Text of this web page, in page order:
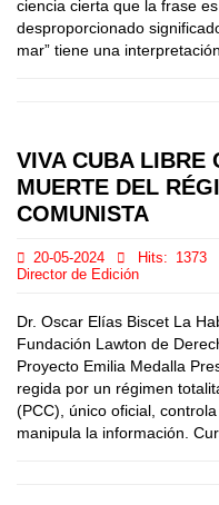
ciencia cierta que la frase
desproporcionado
mar” tiene una
VIVA CUBA LIBRE
MUERTE DEL
COMUNISTA
20-05-2024 Hits: 1373
Director de Edición
Dr. Oscar Elías Biscet La
Fundación Lawton de
Proyecto Emilia Medalla
regida por un régimen
(PCC), único oficial,
manipula la información.